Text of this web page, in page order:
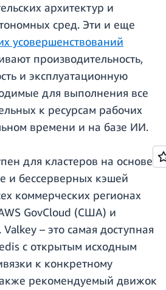
архитектур и
сред. Эти и еще
усовершенствований
производительность,
и эксплуатационную
для выполнения все
к ресурсам рабочих
времени и на базе ИИ.
для кластеров на основе
и бессерверных кэшей
коммерческих регионах
GovCloud (США) и
– это самая доступная
с открытым исходным
к конкретному
рекомендуемый движок